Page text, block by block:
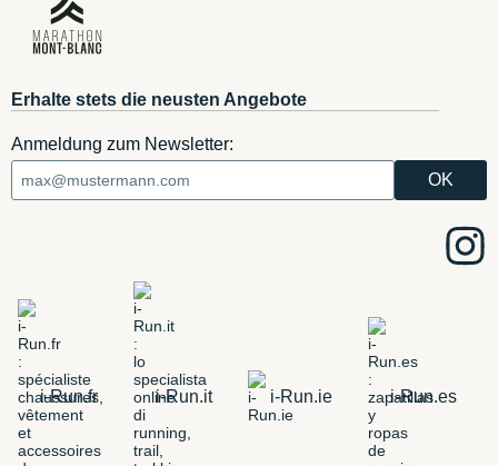
Erhalte stets die neusten Angebote
Anmeldung zum Newsletter:
i-Run.fr i-Run.it i-Run.ie i-Run.es